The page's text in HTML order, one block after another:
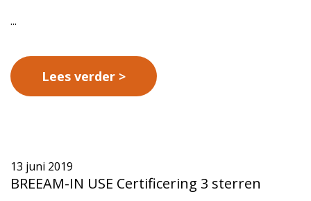
...
Lees verder
13 juni 2019
BREEAM-IN USE Certificering 3 sterren